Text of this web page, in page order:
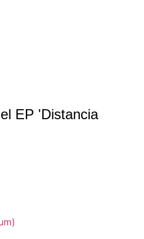
EP 'Distancia